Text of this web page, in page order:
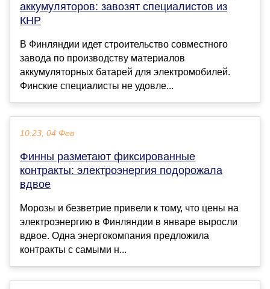
аккумуляторов: завозят специалистов из
КНР
В Финляндии идет строительство совместного
завода по производству материалов
аккумуляторных батарей для электромобилей.
Финские специалисты не удовле...
10:23, 04 Фев
Финны разметают фиксированные
контракты: электроэнергия подорожала
вдвое
Морозы и безветрие привели к тому, что цены на
электроэнергию в Финляндии в январе выросли
вдвое. Одна энергокомпания предложила
контракты с самыми н...